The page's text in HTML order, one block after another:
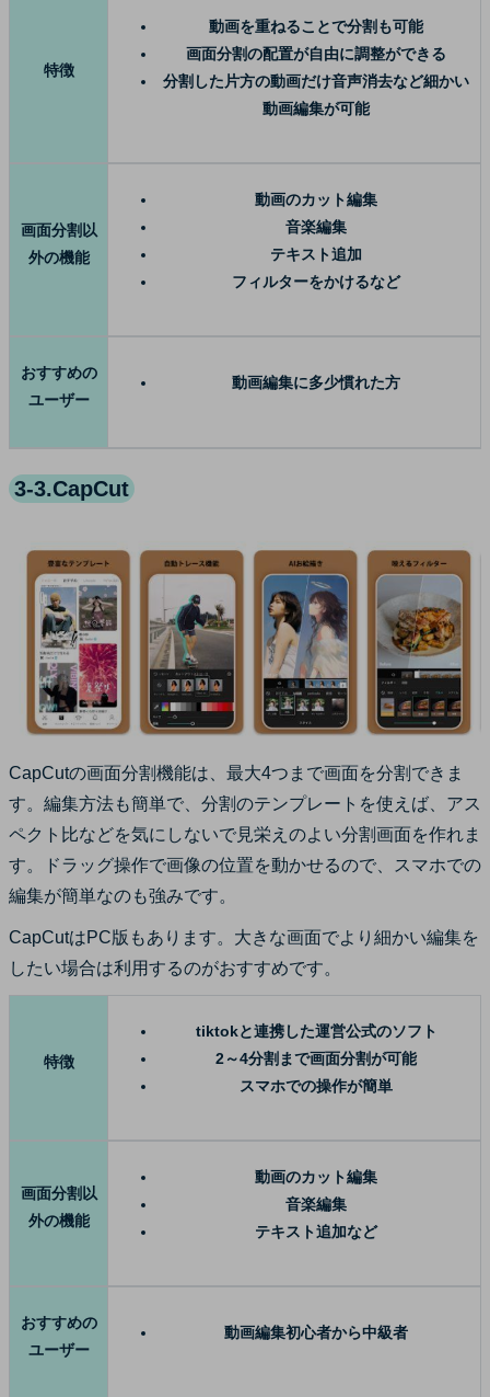
特徴
動画を重ねることで分割も可能
画面分割の配置が自由に調整ができる
分割した片方の動画だけ音声消去など細かい
動画編集が可能
画面分割以
外の機能
動画のカット編集
音楽編集
テキスト追加
フィルターをかけるなど
おすすめの
ユーザー
動画編集に多少慣れた方
3-3.CapCut
CapCutの画面分割機能は、最大4つまで画面を分割できま
す。編集方法も簡単で、分割のテンプレートを使えば、アス
ペクト比などを気にしないで見栄えのよい分割画面を作れま
す。ドラッグ操作で画像の位置を動かせるので、スマホでの
編集が簡単なのも強みです。
CapCutはPC版もあります。大きな画面でより細かい編集を
したい場合は利用するのがおすすめです。
特徴
tiktokと連携した運営公式のソフト
2～4分割まで画面分割が可能
スマホでの操作が簡単
画面分割以
外の機能
動画のカット編集
音楽編集
テキスト追加など
おすすめの
ユーザー
動画編集初心者から中級者